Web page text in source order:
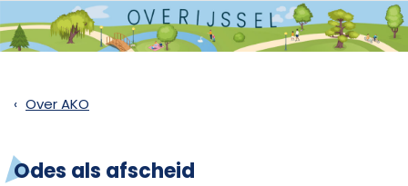
Over AKO
Odes als afscheid